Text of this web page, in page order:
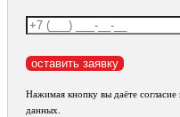
Нажимая кнопку вы даёте
данных.